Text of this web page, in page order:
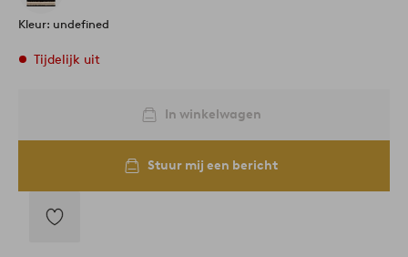
Kleur: undefined
Tijdelijk uit
In winkelwagen
Stuur mij een bericht